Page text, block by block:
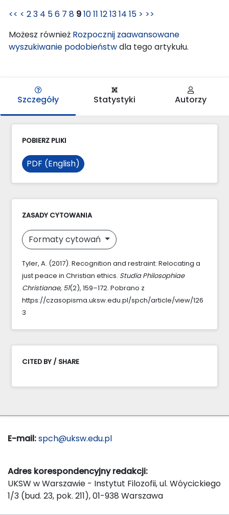
<< < 23 4 56 7 8 91011 121314 15 > >>
Możesz również Rozpocznij zaawansowane
wyszukiwanie podobieństwdla tego artykułu.
Szczegóły Statystyki Autorzy
POBIERZ PLIKI
PDF (English)
ZASADY CYTOWANIA
Formaty cytowań
Tyler, A. (2017). Recognition and restraint: Relocating a
just peace in Christian ethics. Studia Philosophiae
Christianae, 51(2), 159–172. Pobrano z
https://czasopisma.uksw.edu.pl/spch/article/view/126
3
CITED BY / SHARE
E-mail:spch@uksw.edu.pl
Adres korespondencyjny redakcji:
UKSW w Warszawie - Instytut Filozofii, ul. Wóycickiego
1/3 (bud. 23, pok. 211), 01-938 Warszawa